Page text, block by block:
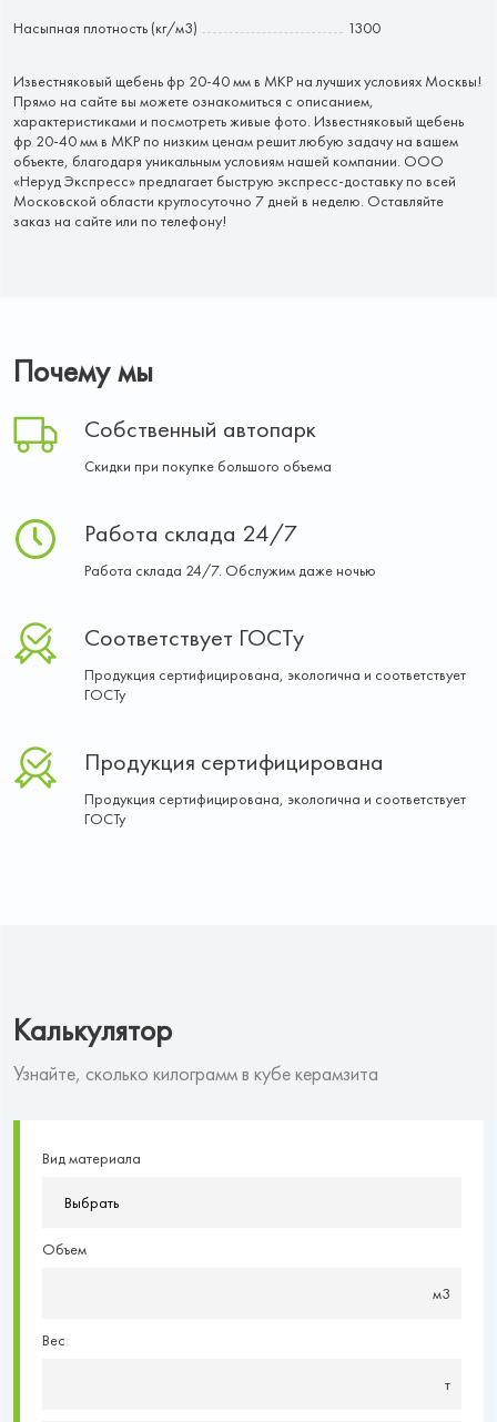
Насыпная плотность (кг/м3) 1300
Известняковый щебень фр 20-40 мм в МКР на лучших условиях Москвы!
Прямо на сайте вы можете ознакомиться с описанием,
характеристиками и посмотреть живые фото. Известняковый щебень
фр 20-40 мм в МКР по низким ценам решит любую задачу на вашем
объекте, благодаря уникальным условиям нашей компании. ООО
«Неруд Экспресс» предлагает быструю экспресс-доставку по всей
Московской области круглосуточно 7 дней в неделю. Оставляйте
заказ на сайте или по телефону!
Почему мы
Собственный автопарк
Скидки при покупке большого объема
Работа склада 24/7
Работа склада 24/7. Обслужим даже ночью
Соответствует ГОСТу
Продукция сертифицирована, экологична и соответствует
ГОСТу
Продукция сертифицирована
Продукция сертифицирована, экологична и соответствует
ГОСТу
Калькулятор
Узнайте, сколько килограмм в кубе керамзита
Вид материала
Выбрать
Объем
Вес